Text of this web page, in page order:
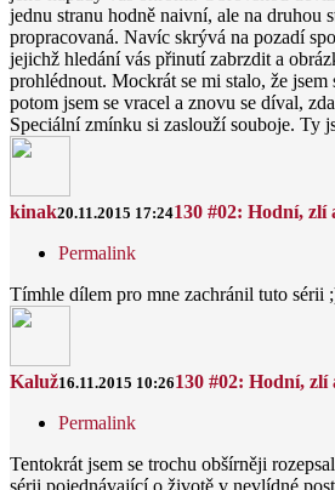
jednu stranu hodně naivní, ale na druhou
propracovaná. Navíc skrývá na pozadí
jejichž hledání vás přinutí zabrzdit a
prohlédnout. Mockrát se mi stalo, že jsem
potom jsem se vracel a znovu se díval,
Speciální zmínku si zaslouží souboje. Ty
kinak20.11.2015 17:24130 #02: Hodní, zlí
Permalink
Tímhle dílem pro mne zachránil tuto sérii
Kaluž16.11.2015 10:26130 #02: Hodní, zlí
Permalink
Tentokrát jsem se trochu obšírněji